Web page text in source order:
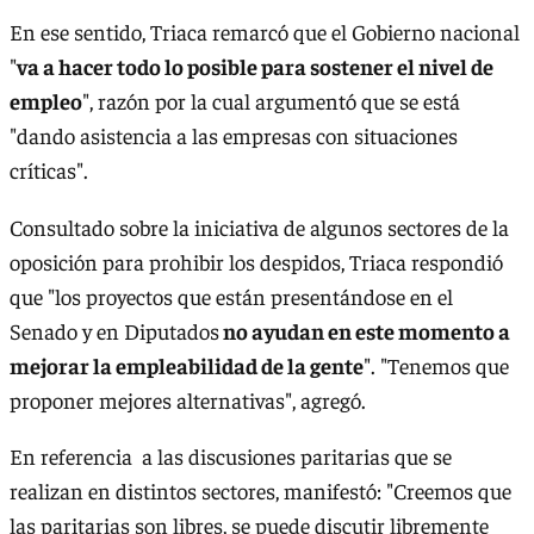
En ese sentido, Triaca remarcó que el Gobierno nacional
"va a hacer todo lo posible para sostener el nivel de
empleo", razón por la cual argumentó que se está
"dando asistencia a las empresas con situaciones
críticas".
Consultado sobre la iniciativa de algunos sectores de la
oposición para prohibir los despidos, Triaca respondió
que "los proyectos que están presentándose en el
Senado y en Diputadosno ayudan en este momento a
mejorar la empleabilidad de la gente". "Tenemos que
proponer mejores alternativas", agregó.
En referencia a las discusiones paritarias que se
realizan en distintos sectores, manifestó: "Creemos que
las paritarias son libres, se puede discutir libremente